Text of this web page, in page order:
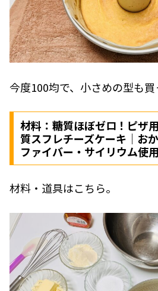
今度100均で、小さめの型も買
材料：糖質ほぼゼロ！ピザ
質スフレチーズケーキ｜お
ファイバー・サイリウム使用
材料・道具はこちら。